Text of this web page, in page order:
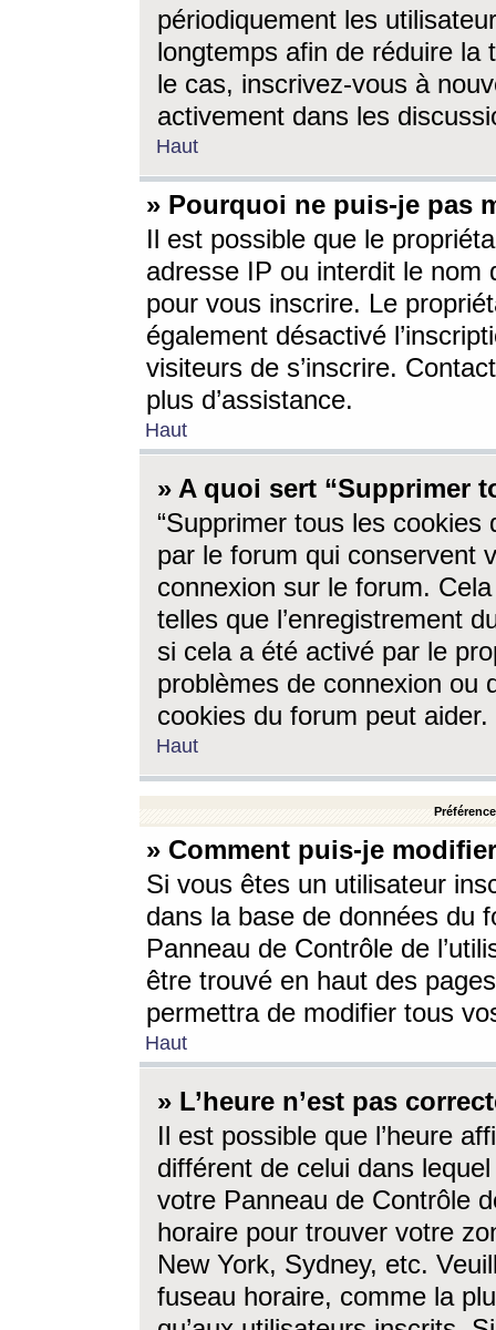
périodiquement les
longtemps afin de réduire la
le cas, inscrivez-vous à
activement dans les
Haut
» Pourquoi ne puis-je pas
Il est possible que le
adresse IP ou interdit le nom
pour vous inscrire. Le
également désactivé
visiteurs de s’inscrire.
plus d’assistance.
Haut
» A quoi sert “Supprimer
“Supprimer tous les cookies
par le forum qui conservent
connexion sur le forum.
telles que l’enregistrement
si cela a été activé par le
problèmes de connexion ou
cookies du forum peut aider.
Haut
» Comment puis-je
Si vous êtes un utilisateur
dans la base de données du
Panneau de Contrôle de
être trouvé en haut des
permettra de modifier tous
Haut
» L’heure n’est pas
Il est possible que l’heure
différent de celui dans
votre Panneau de Contrôle
horaire pour trouver votre
New York, Sydney, etc.
fuseau horaire, comme la